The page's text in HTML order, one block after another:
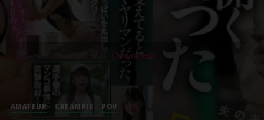
Download
AMATEUR CREAMPIE POV